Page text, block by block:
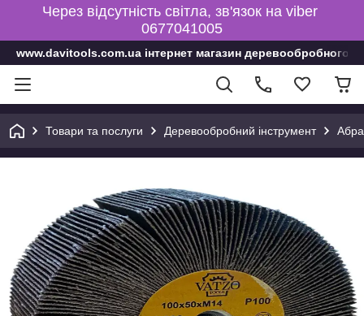
Через відсутність світла, зв'язок на viber
0677041005
www.davitools.com.ua інтернет магазин деревообробного
Товари та послуги Деревообробний інструмент